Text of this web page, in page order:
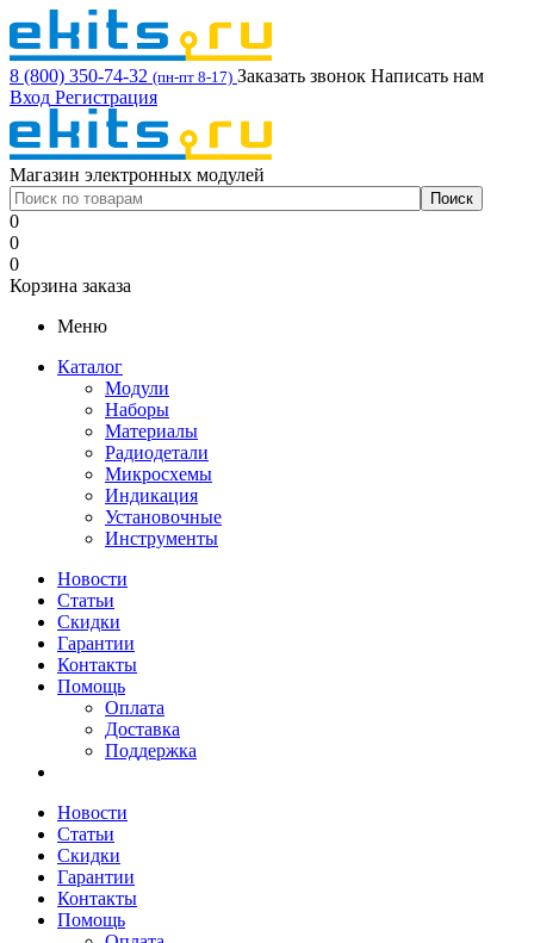
8 (800) 350-74-32 (пн-пт 8-17) Заказать звонок Написать нам
Вход Регистрация
Магазин электронных модулей
0
0
0
Корзина заказа
Меню
Каталог
Модули
Наборы
Материалы
Радиодетали
Микросхемы
Индикация
Установочные
Инструменты
Новости
Статьи
Скидки
Гарантии
Контакты
Помощь
Оплата
Доставка
Поддержка
Новости
Статьи
Скидки
Гарантии
Контакты
Помощь